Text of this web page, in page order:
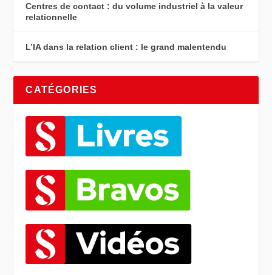
Centres de contact : du volume industriel à la valeur
relationnelle
L’IA dans la relation client : le grand malentendu
CATÉGORIES